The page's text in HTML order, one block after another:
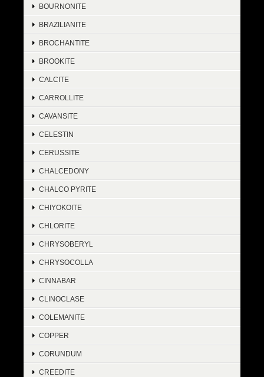
BOURNONITE
BRAZILIANITE
BROCHANTITE
BROOKITE
CALCITE
CARROLLITE
CAVANSITE
CELESTIN
CERUSSITE
CHALCEDONY
CHALCO PYRITE
CHIYOKOITE
CHLORITE
CHRYSOBERYL
CHRYSOCOLLA
CINNABAR
CLINOCLASE
COLEMANITE
COPPER
CORUNDUM
CREEDITE